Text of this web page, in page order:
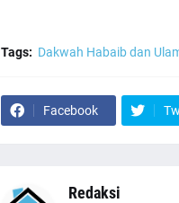
Tags: Dakwah Habaib dan
Facebook
Redaksi